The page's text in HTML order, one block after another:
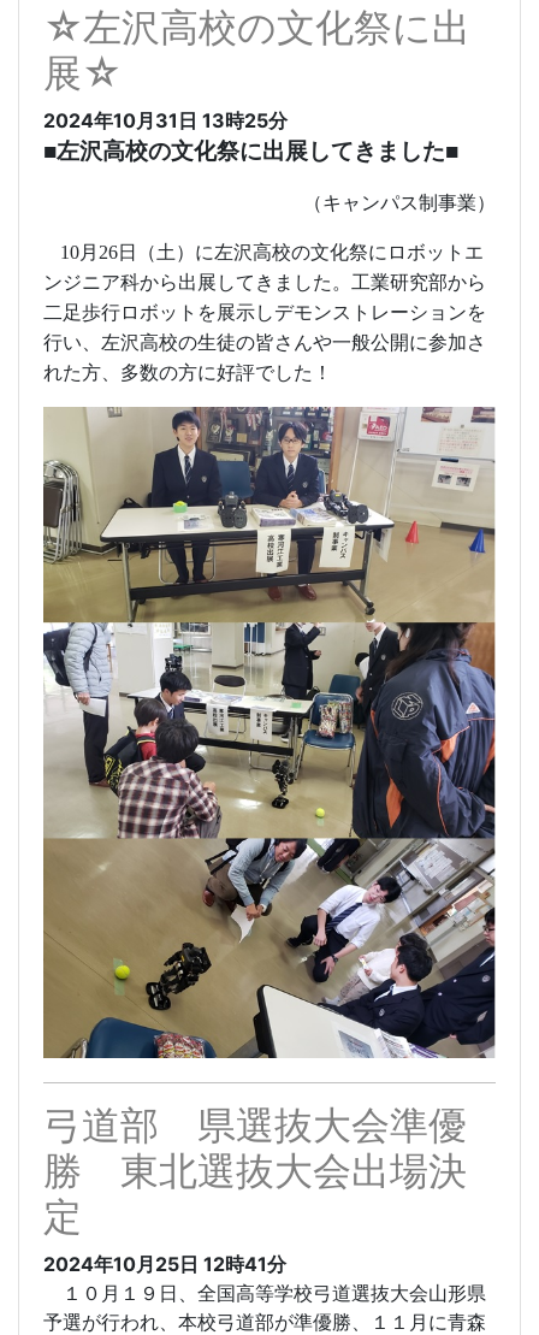
☆左沢高校の文化祭に出
展☆
2024年10月31日 13時25分
■左沢高校の文化祭に出展してきました■
（キャンパス制事業）
10月 26日（土）に左沢高校の文化祭にロボットエ
ンジニア科から出展してきました。工業研究部から
二足歩行ロボットを展示しデモンストレーションを
行い、左沢高校の生徒の皆さんや一般公開に参加さ
れた方、多数の方に好評でした！
弓道部 県選抜大会準優
勝 東北選抜大会出場決
定
2024年10月25日 12時41分
１０月１９日、全国高等学校弓道選抜大会山形県
予選が行われ、本校弓道部が準優勝、１１月に青森